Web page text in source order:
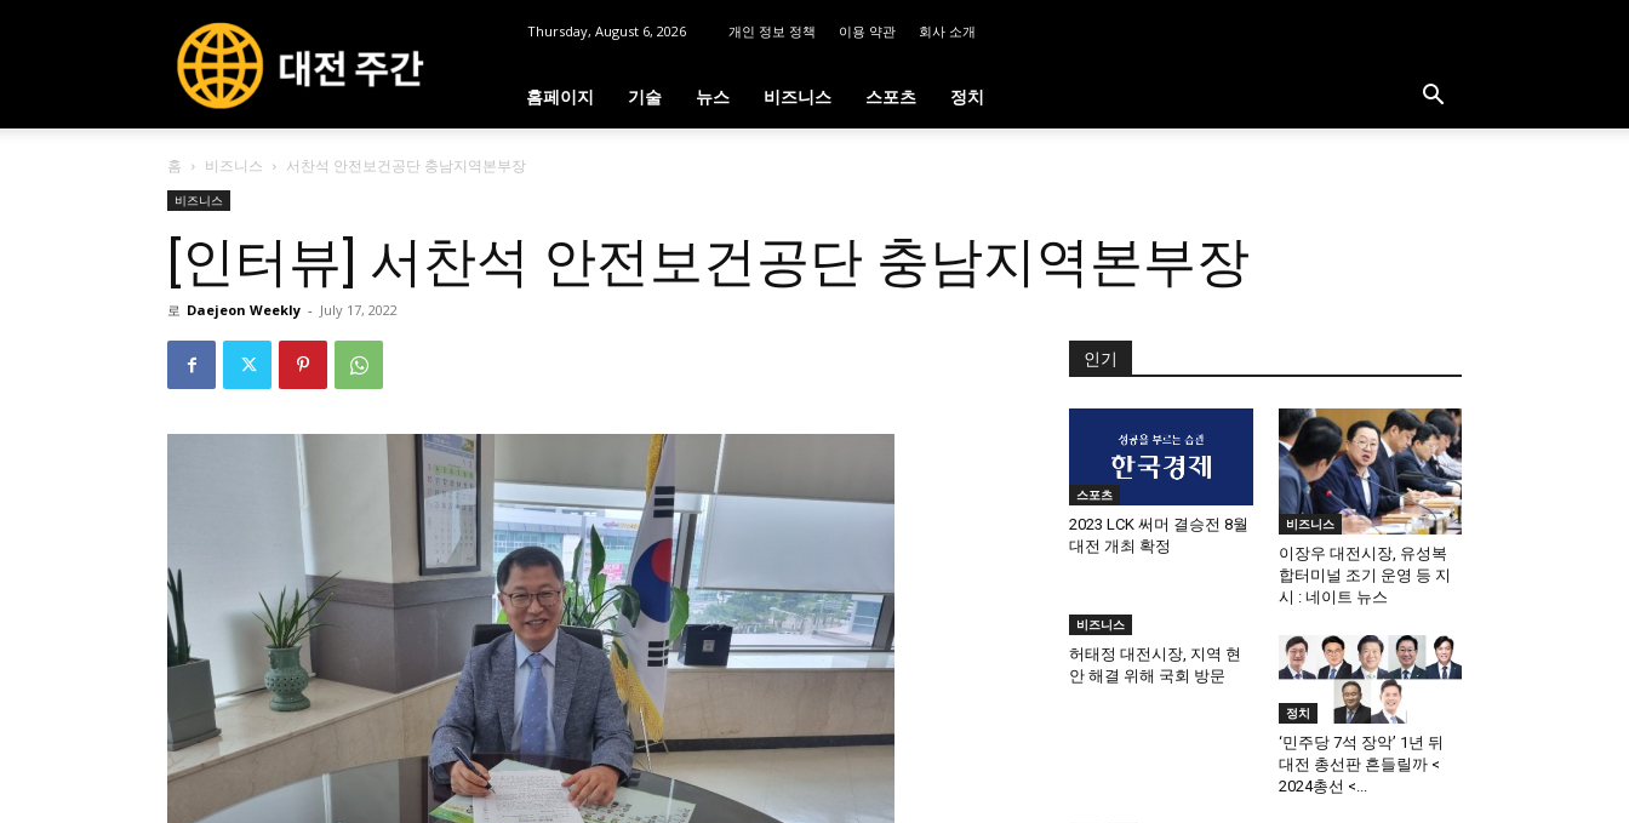
전
주
Thursday, August 6, 2026 개인 정보 정책 이용 약관 회사 소개
홈페이지 기술 뉴스 비즈니스 스포츠 정치
홈 비즈니스 서찬석 안전보건공단 충남지역본부장
비즈니스
[인터뷰] 서찬석 안전보건공단 충남지역본부장
로 Daejeon Weekly - July 17, 2022
인기
스포츠
2023 LCK 써머 결승전 8월
대전 개최 확정
비즈니스
이장우 대전시장, 유성복
합터미널 조기 운영 등 지
시 : 네이트 뉴스
비즈니스
허태정 대전시장, 지역 현
안 해결 위해 국회 방문
정치
‘민주당 7석 장악’ 1년 뒤
대전 총선판 흔들릴까 <
2024총선 <...